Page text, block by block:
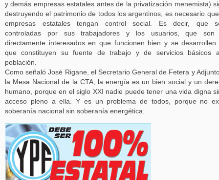
y demás empresas estatales antes de la privatización menemista)
destruyendo el patrimonio de todos los argentinos, es necesario
empresas estatales tengan control social. Es decir, que
controladas por sus trabajadores y los usuarios, que son
directamente interesados en que funcionen bien y se desarrollen
que constituyen su fuente de trabajo y de servicios básicos
población.
Como señaló José Rigane, el Secretario General de Fetera y
la Mesa Nacional de la CTA, la energía es un bien social y un
humano, porque en el siglo XXI nadie puede tener una vida digna
acceso pleno a ella. Y es un problema de todos, porque no
soberanía nacional sin soberanía energética.